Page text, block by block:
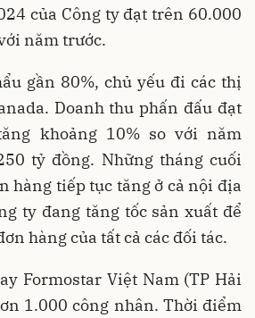
của Công ty đạt trên 60.000
năm trước.
gần 80%, chủ yếu đi các thị
Doanh thu phấn đấu đạt
khoảng 10% so với năm
tỷ đồng. Những tháng cuối
hàng tiếp tục tăng ở cả nội địa
ty đang tăng tốc sản xuất để
hàng của tất cả các đối tác.
Formostar Việt Nam (TP Hải
1.000 công nhân. Thời điểm